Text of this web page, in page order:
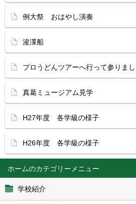
ホーム
学校紹介
例大祭 おはやし演奏
浚渫船
プロうどんツアーへ行って参りま
真葛ミュージアム見学
H27年度 各学級の様子
H26年度 各学級の様子